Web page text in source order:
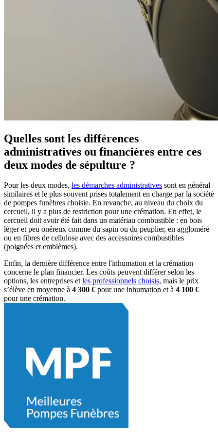
Quelles sont les différences
administratives ou financières entre ces
deux modes de sépulture ?
Pour les deux modes, les démarches administratives sont en général
similaires et le plus souvent prises totalement en charge par la société
de pompes funèbres choisie. En revanche, au niveau du choix du
cercueil, il y a plus de restriction pour une crémation. En effet, le
cercueil doit avoir été fait dans un matériau combustible : en bois
léger et peu onéreux comme du sapin ou du peuplier, en aggloméré
ou en fibres de cellulose avec des accessoires combustibles
(poignées et emblèmes).
Enfin, la dernière différence entre l'inhumation et la crémation
concerne le plan financier. Les coûts peuvent différer selon les
options, les entreprises etles professionnels choisis, mais le prix
s’élève en moyenne à 4 300 € pour une inhumation et à 4 100 €
pour une crémation.